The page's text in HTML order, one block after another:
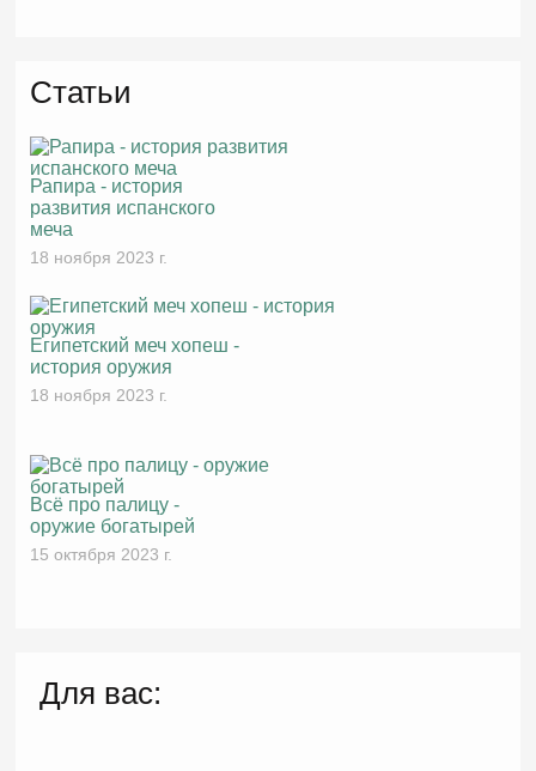
Статьи
Рапира - история
развития испанского
меча
18 ноября 2023 г.
Египетский меч хопеш -
история оружия
18 ноября 2023 г.
Всё про палицу -
оружие богатырей
15 октября 2023 г.
Для вас: